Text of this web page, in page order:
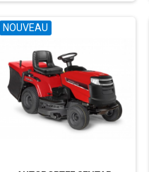
NOUVEAU